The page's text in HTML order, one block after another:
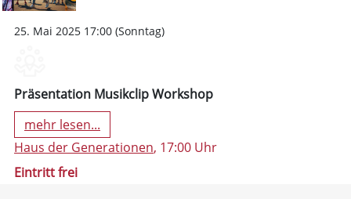
25. Mai 2025 17:00 (Sonntag)
Präsentation Musikclip Workshop
mehr lesen...
Haus der Generationen, 17:00 Uhr
Eintritt frei